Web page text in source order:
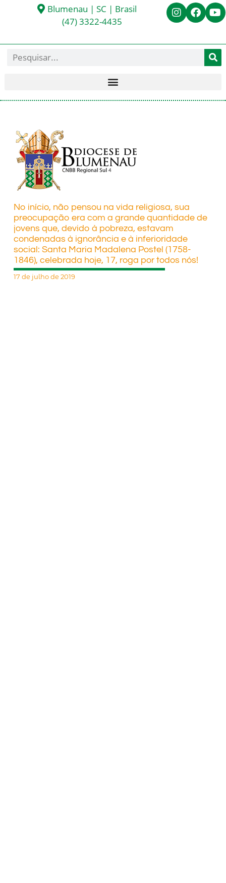
Blumenau | SC | Brasil
(47) 3322-4435
No início, não pensou na vida religiosa, sua
preocupação era com a grande quantidade de
jovens que, devido à pobreza, estavam
condenadas à ignorância e à inferioridade
social: Santa Maria Madalena Postel (1758-
1846), celebrada hoje, 17, roga por todos nós!
17 de julho de 2019